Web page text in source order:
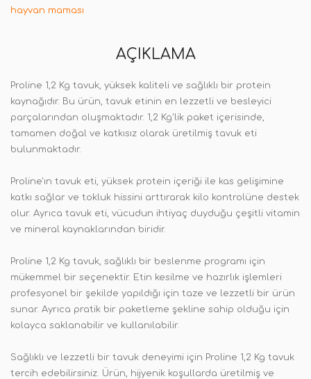
hayvan maması
AÇIKLAMA
Proline 1,2 Kg tavuk, yüksek kaliteli ve sağlıklı bir protein
kaynağıdır. Bu ürün, tavuk etinin en lezzetli ve besleyici
parçalarından oluşmaktadır. 1,2 Kg'lik paket içerisinde,
tamamen doğal ve katkısız olarak üretilmiş tavuk eti
bulunmaktadır.
Proline'ın tavuk eti, yüksek protein içeriği ile kas gelişimine
katkı sağlar ve tokluk hissini arttırarak kilo kontrolüne destek
olur. Ayrıca tavuk eti, vücudun ihtiyaç duyduğu çeşitli vitamin
ve mineral kaynaklarından biridir.
Proline 1,2 Kg tavuk, sağlıklı bir beslenme programı için
mükemmel bir seçenektir. Etin kesilme ve hazırlık işlemleri
profesyonel bir şekilde yapıldığı için taze ve lezzetli bir ürün
sunar. Ayrıca pratik bir paketleme şekline sahip olduğu için
kolayca saklanabilir ve kullanılabilir.
Sağlıklı ve lezzetli bir tavuk deneyimi için Proline 1,2 Kg tavuk
tercih edebilirsiniz. Ürün, hijyenik koşullarda üretilmiş ve